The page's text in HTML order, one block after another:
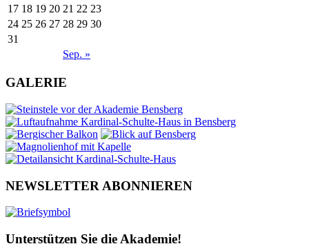
Sep. »
17 18 19 20 21 22 23
24 25 26 27 28 29 30
31
GALERIE
NEWSLETTER ABONNIEREN
Unterstützen Sie die Akademie!